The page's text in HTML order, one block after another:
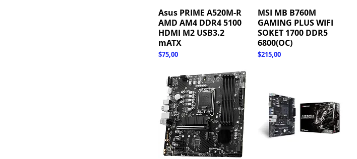
Hızlı Bakış
Asus PRIME A520M-R
AMD AM4 DDR4 5100
HDMI M2 USB3.2
mATX
Fiyat
$75,00
Hızlı Bakış
MSI MB B760M
GAMING PLUS WIFI
SOKET 1700 DDR5
6800(OC)
Fiyat
$215,00